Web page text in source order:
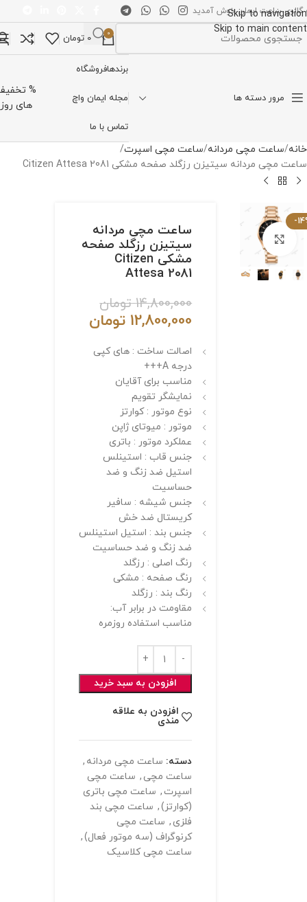
Skip to navigation
Skip to main content
گالری ساعت ایمان خوش آمدید
0
0 تومان
مرور دسته ها
برندهافروشگاه
مجله ایمان واچ
تماس با ما
%
های روز
خانه ساعت مچی مردانه ساعت مچی اسپرت
ساعت مچی مردانه سیتیزن رزگلد صفحه مشکی Citizen Attesa 2081
-
برای بزرگنمایی کلیک کنیدساعت مچی مردانه
سیتیزن رزگلد صفحه
مشکی Citizen
Attesa 2081
14,800,000 تومان
12,800,000 تومان
اصالت ساخت : های کپی
درجه A+++
مناسب برای آقایان
نمایشگر تقویم
نوع موتور : کوارتز
موتور : میوتای ژاپن
عملکرد موتور : باتری
جنس قاب : استینلس
استیل ضد زنگ و ضد
حساسیت
جنس شیشه : سافیر
کریستال ضد خش
جنس بند : استیل استینلس
ضد زنگ و ضد حساسیت
رنگ اصلی : رزگلد
رنگ صفحه : مشکی
رنگ بند : رزگلد
مقاومت در برابر آب:
مناسب استفاده روزمره
افزودن به سبد خرید
افزودن به علاقه
مندی
دسته: ساعت مچی مردانه ,
ساعت مچی , ساعت مچی
اسپرت , ساعت مچی باتری
(کوارتز), ساعت مچی بند
فلزی , ساعت مچی
کرنوگراف (سه موتور فعال),
ساعت مچی کلاسیک